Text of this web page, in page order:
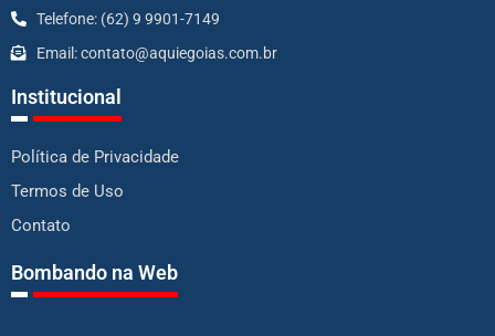
Telefone: (62) 9 9901-7149
Email: contato@aquiegoias.com.br
Institucional
Política de Privacidade
Termos de Uso
Contato
Bombando na Web